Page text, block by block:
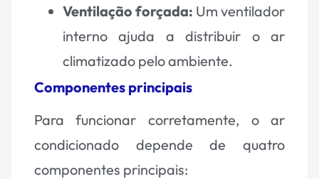
Ventilação forçada: Um ventilador
interno ajuda a distribuir o ar
climatizado pelo ambiente.
Componentes principais
Para funcionar corretamente, o ar
condicionado depende de quatro
componentes principais: